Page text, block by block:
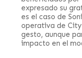
expresado su
es el caso de
operativa de
gesto, aunque
impacto en el